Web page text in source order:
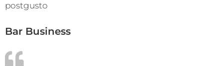
postgusto
Bar Business